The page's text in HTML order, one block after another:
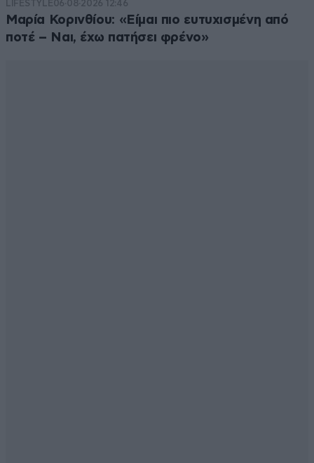
LIFESTYLE06·08·2026 12:46
Μαρία Κορινθίου: «Είμαι πιο ευτυχισμένη από
ποτέ – Ναι, έχω πατήσει φρένο»